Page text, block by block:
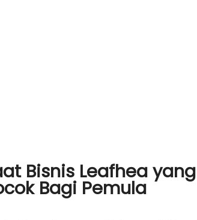
Bisnis Leafhea yang
Bagi Pemula